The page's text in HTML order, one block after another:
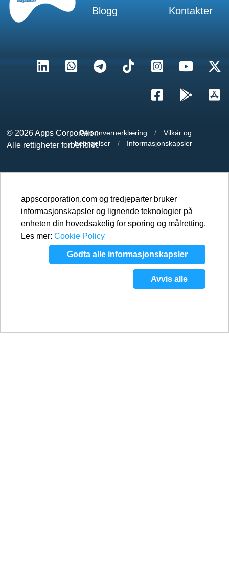
Utvikling
av 15 puslespill
inni
Blogg Kontakter
© 2026Apps Corporation
Alle rettigheter forbeholdt.
Personvernerklæring /
Vilkår og
betingelser
/ Informasjonskapsler
appscorporation.com og tredjeparter bruker
informasjonskapsler og lignende teknologier på
enheten din hovedsakelig for sporing og målretting.
Les mer: Cookie Policy
Godta alle informasjonskapsler
Avvis alle